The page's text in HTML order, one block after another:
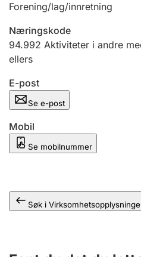
Offentlig sektor
Andre tema
Forening/lag/innretning
Næringskode
94.992 Aktiviteter i andre
ellers
E-post
Se e-post
Mobil
Se mobilnummer
Søk i